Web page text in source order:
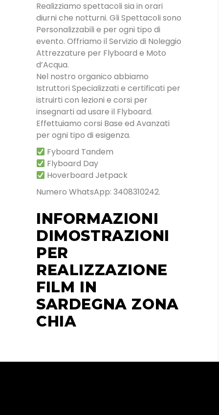
Realizziamo spettacoli sia in orari
diurni che notturni. Gli Spettacoli sono
Personalizzabili e per ogni tipo di
evento. Offriamo il Servizio di Noleggio
Attrezzature per Flyboard e Moto
d’Acqua.
Nel nostro organico abbiamo
Istruttori Specializzati e certificati per
istruirti con lezioni e corsi per
insegnarti ad usare il Flyboard.
Effettuiamo corsi Base ed Avanzati
per ogni tipo di esigenza.
Fyboard Tandem
Flyboard Day
Hoverboard Jetpack
Numero WhatsApp: 3408310242.
INFORMAZIONI
DIMOSTRAZIONI
PER
REALIZZAZIONE
FILM IN
SARDEGNA ZONA
CHIA